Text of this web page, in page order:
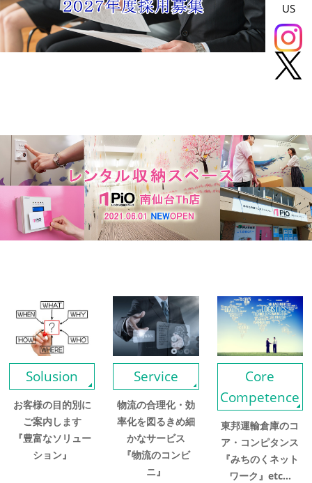
US
Solusion
お客様の目的別に
ご案内します
『豊富なソリュー
ション』
Service
物流の合理化・効
率化を図るきめ細
かなサービス
『物流のコンビ
ニ』
Core
Competence
東邦運輸倉庫のコ
ア・コンピタンス
『みちのくネット
ワーク』etc...